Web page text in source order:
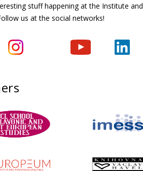
stuff happening at the Institute and
us at the social networks!